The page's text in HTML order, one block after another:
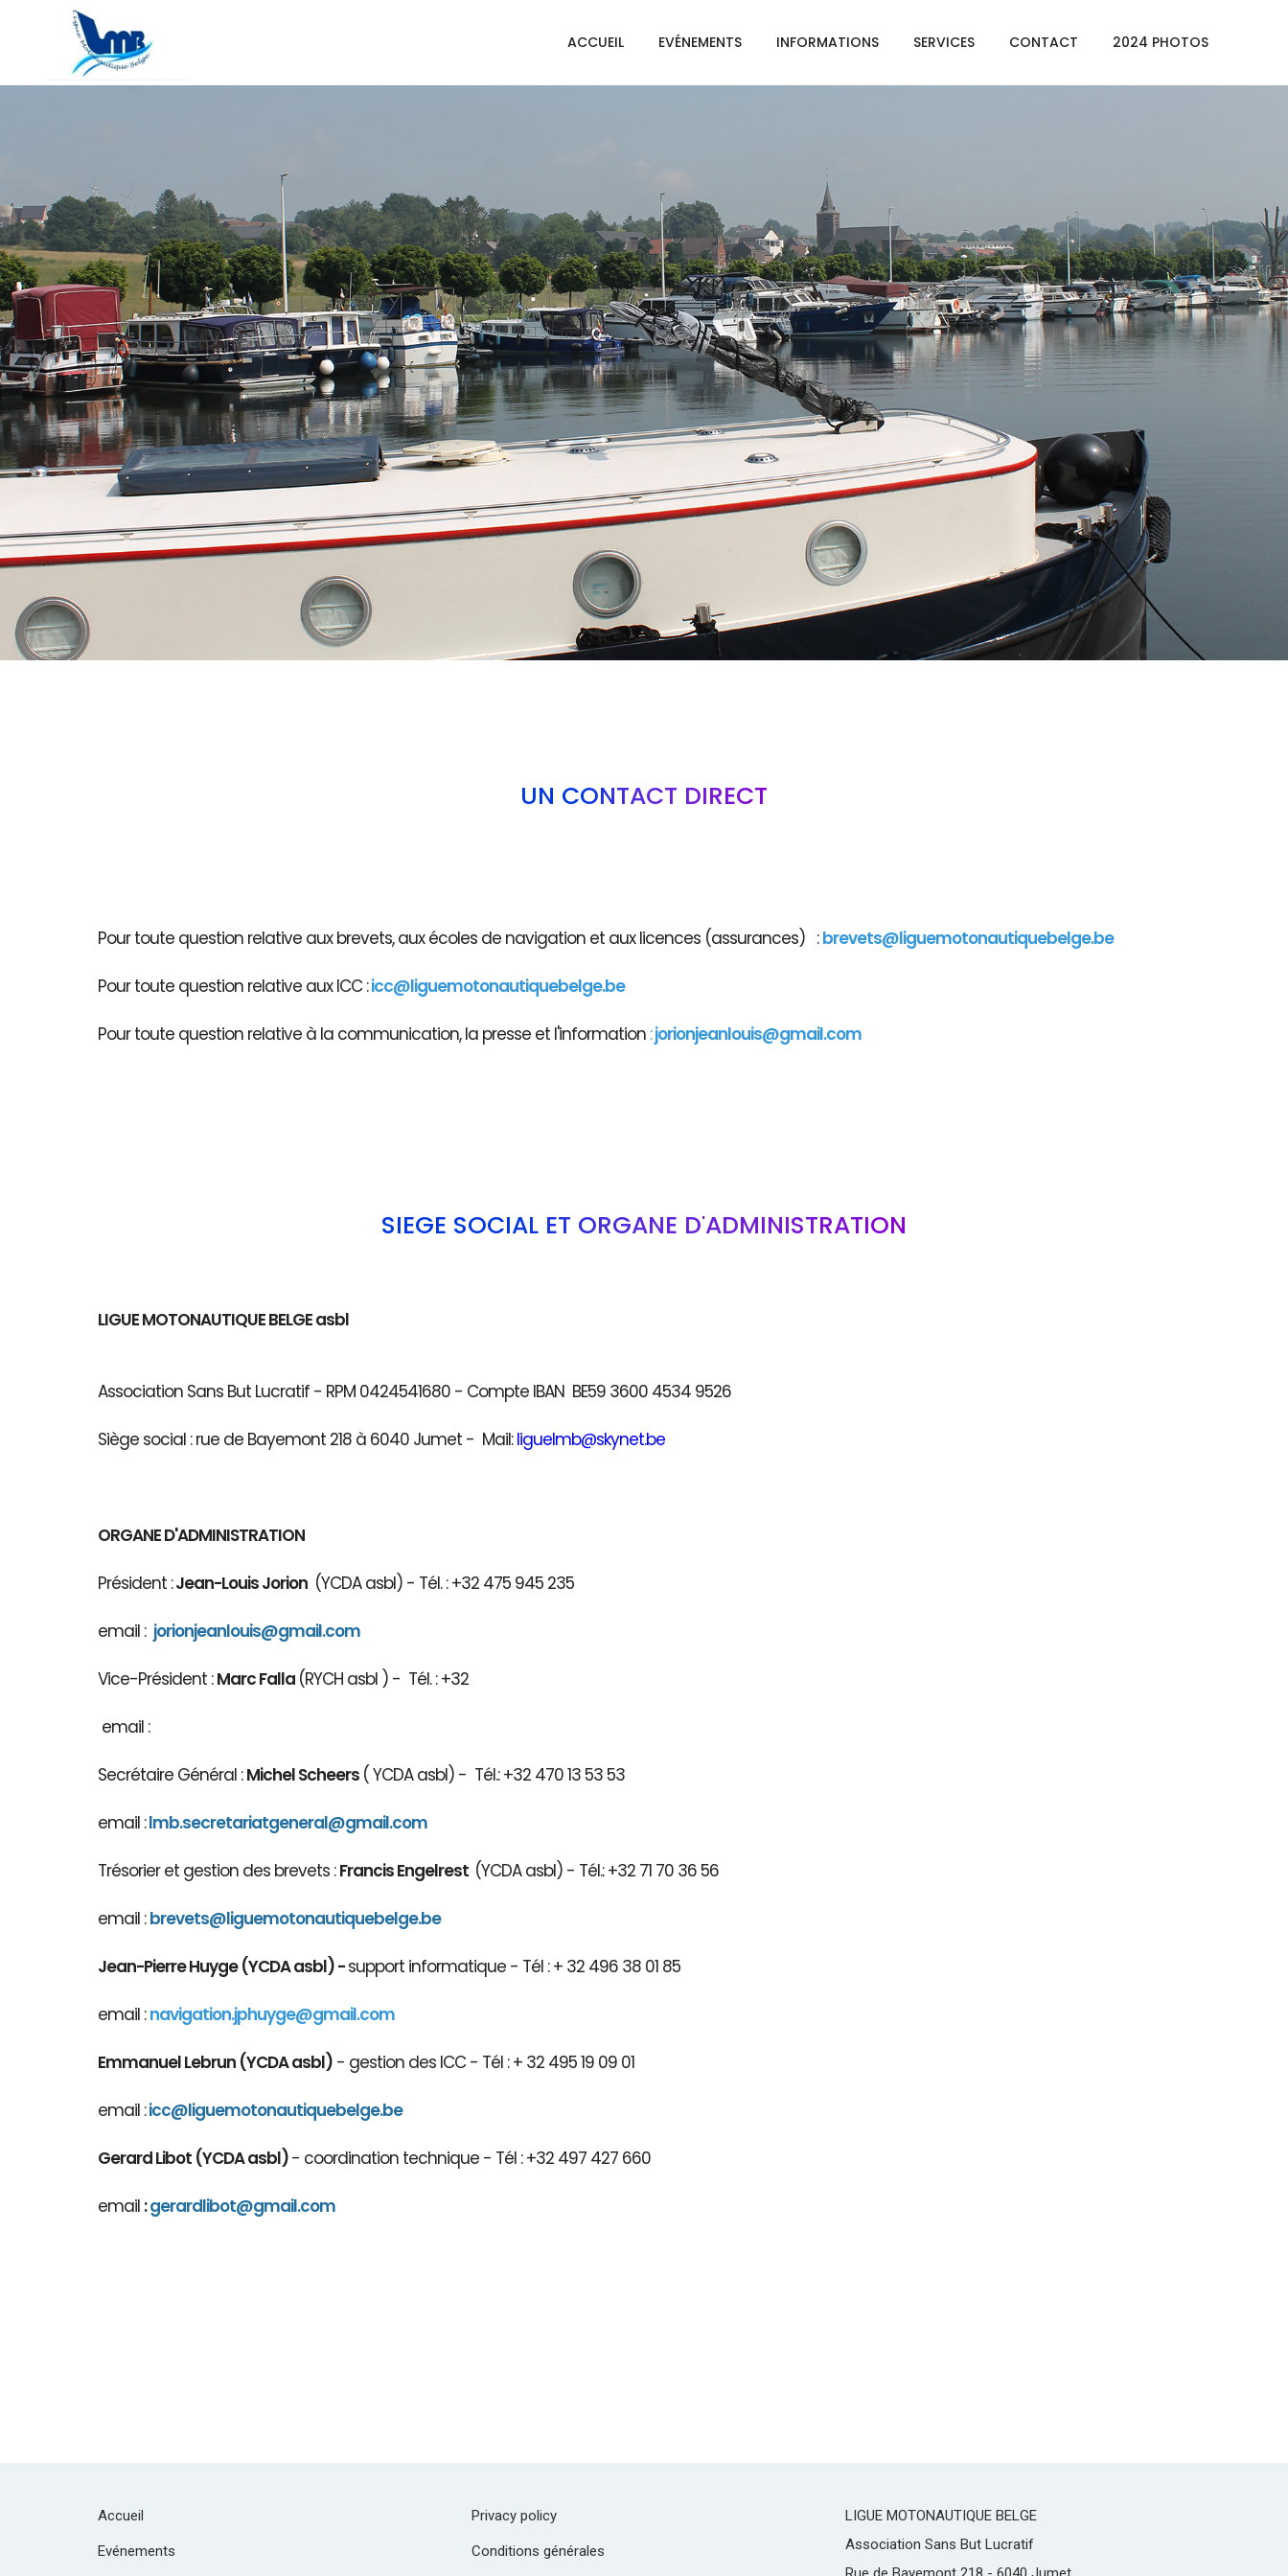
ACCUEIL EVÉNEMENTS INFORMATIONS SERVICES CONTACT 2024 PHOTOS
UN CONTACT DIRECT
Pour toute question relative aux brevets, aux écoles de navigation et aux licences (assurances) : brevets@liguemotonautiquebelge.be
Pour toute question relative aux ICC :icc@liguemotonautiquebelge.be
Pour toute question relative à la communication, la presse et l'information :jorionjeanlouis@gmail.com
SIÈGE SOCIAL ET ORGANE D'ADMINISTRATION
LIGUE MOTONAUTIQUE BELGE asbl
Association Sans But Lucratif - RPM 0424541680 - Compte IBAN BE59 3600 4534 9526
Siège social : rue de Bayemont 218 à 6040 Jumet - Mail:liguelmb@skynet.be
ORGANE D'ADMINISTRATION
Président :Jean-Louis Jorion (YCDA asbl) - Tél. : +32 475 945 235
email : jorionjeanlouis@gmail.com
Vice-Président :Marc Falla (RYCH asbl ) - Tél. : +32
email :
Secrétaire Général :Michel Scheers ( YCDA asbl) - Tél.: +32 470 13 53 53
email :lmb.secretariatgeneral@gmail.com
Trésorier et gestion des brevets :Francis Engelrest (YCDA asbl) - Tél.: +32 71 70 36 56
email :brevets@liguemotonautiquebelge.be
Jean-Pierre Huyge (YCDA asbl) -support informatique - Tél : + 32 496 38 01 85
email :navigation.jphuyge@gmail.com
Emmanuel Lebrun (YCDA asbl) - gestion des ICC - Tél : + 32 495 19 09 01
email :icc@liguemotonautiquebelge.be
Gerard Libot (YCDA asbl)- coordination technique - Tél : +32 497 427 660
email :gerardlibot@gmail.com
Accueil
Evénements
Privacy policy
Conditions générales
LIGUE MOTONAUTIQUE BELGE
Association Sans But Lucratif